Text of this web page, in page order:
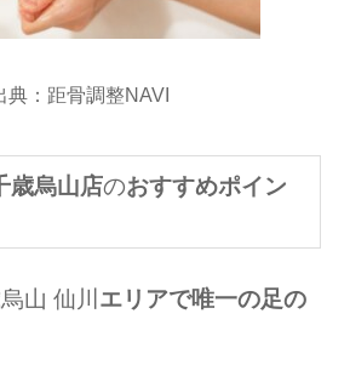
典： 距骨調整NAVI
歳烏山店のおすすめポイン
山 仙川 エリアで唯一の足の